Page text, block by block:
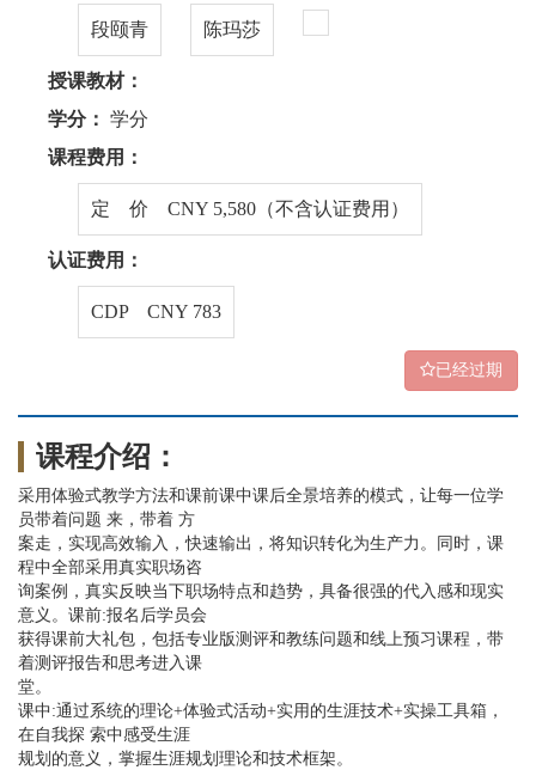
段颐青 陈玛莎
授课教材：
学分： 学分
课程费用：
定 价 CNY 5,580（不含认证费用）
认证费用：
CDP CNY 783
已经过期
课程介绍：
采用体验式教学方法和课前课中课后全景培养的模式，让每一位学
员带着问题 来，带着 方
案走，实现高效输入，快速输出，将知识转化为生产力。同时，课
程中全部采用真实职场咨
询案例，真实反映当下职场特点和趋势，具备很强的代入感和现实
意义。课前:报名后学员会
获得课前大礼包，包括专业版测评和教练问题和线上预习课程，带
着测评报告和思考进入课
堂。
课中:通过系统的理论+体验式活动+实用的生涯技术+实操工具箱，
在自我探 索中感受生涯
规划的意义，掌握生涯规划理论和技术框架。